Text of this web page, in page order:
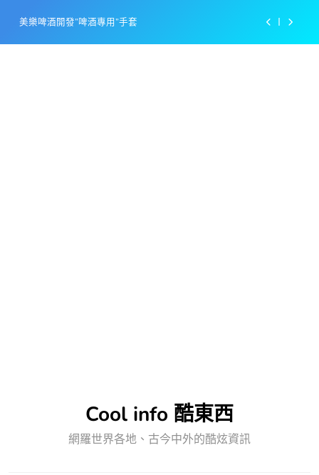
content
美樂啤酒開發”啤酒專用”手套
Cool info 酷東西
網羅世界各地、古今中外的酷炫資訊